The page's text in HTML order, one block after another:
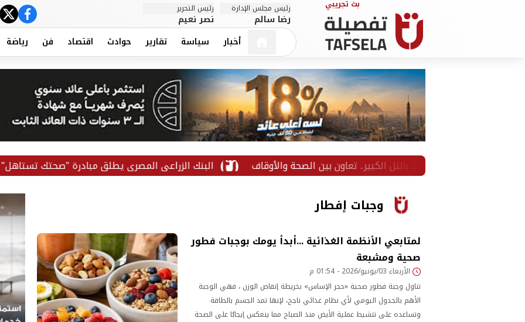
رئيس مجلس الإدارة
رضا سالم
رئيس التحرير
نصر نعيم
أخبار سياسة تقارير حوادث اقتصاد فن رياضة
البنك الزراعي المصري يطلق مبادرة "صحتك تستاهل"
وجبات إفطار
لمتابعي الأنظمة الغذائية ...أبدأ يومك بوجبات فطور
صحية ومشبعة
الأربعاء 03/يونيو/2026 - 01:54 م
تناول وجبة فطور صحية «حجر الإساس» بخريطة إنقاص الوزن ، فهي الوجبة
الأهم بالجدول اليومي لأي نظام غذائي ناجح، لإنها تمد الجسم بالطاقة
وتساعده على تنشيط عملية الأيض منذ الصباح مما ينعكس إيجابٌا على الصحة